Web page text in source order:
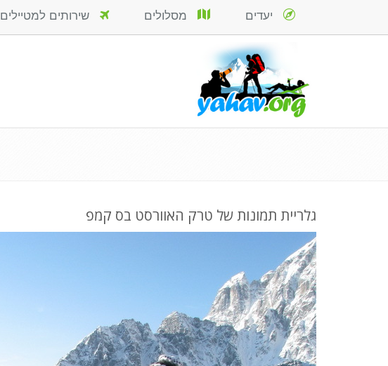
יעדים מסלולים שירותים למטיילים
גלריית תמונות של טרק האוורסט בס קמפ